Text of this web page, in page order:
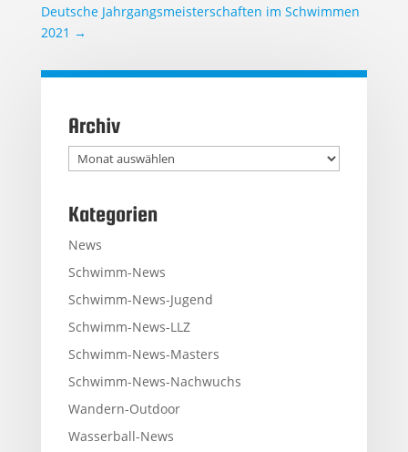
Deutsche Jahrgangsmeisterschaften im Schwimmen
2021 →
Archiv
Archiv
Kategorien
News
Schwimm-News
Schwimm-News-Jugend
Schwimm-News-LLZ
Schwimm-News-Masters
Schwimm-News-Nachwuchs
Wandern-Outdoor
Wasserball-News